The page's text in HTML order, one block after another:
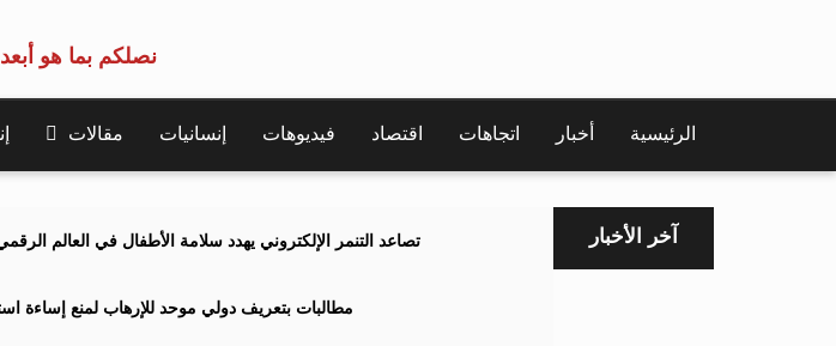
نصلكم بما هو
الرئيسية أخبار اتجاهات اقتصاد فيديوهات إنسانيات مقالات
آخر الأخبار تصاعد التنمر الإلكتروني يهدد سلامة الأطفال في العالم
مطالبات بتعريف دولي موحد للإرهاب لمنع إساءة